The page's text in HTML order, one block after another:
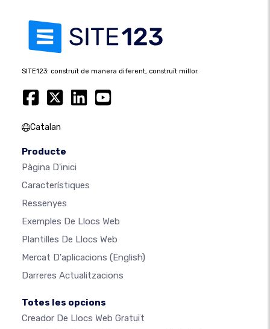
SITE123: construït de manera diferent, construït millor.
Catalan
Producte
Pàgina D'inici
Característiques
Ressenyes
Exemples De Llocs Web
Plantilles De Llocs Web
Mercat D'aplicacions (English)
Darreres Actualitzacions
Totes les opcions
Creador De Llocs Web Gratuït